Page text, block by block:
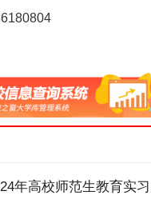
年高校师范生教育实